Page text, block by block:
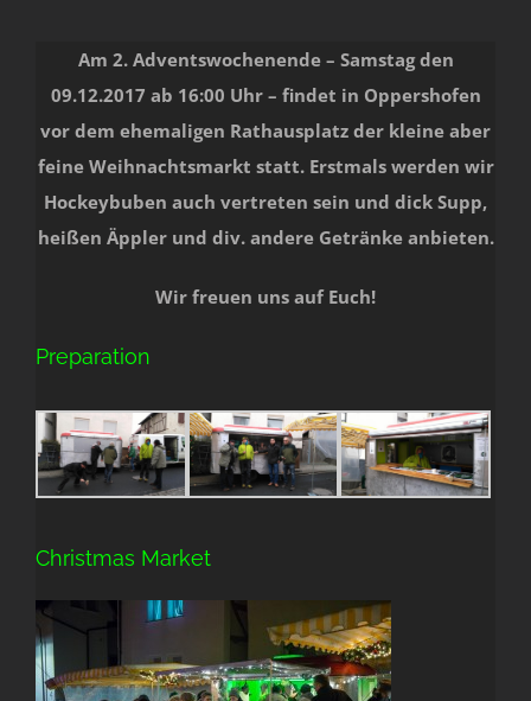
Am 2. Adventswochenende – Samstag den
09.12.2017 ab 16:00 Uhr – findet in Oppershofen
vor dem ehemaligen Rathausplatz der kleine aber
feine Weihnachtsmarkt statt. Erstmals werden wir
Hockeybuben auch vertreten sein und dick Supp,
heißen Äppler und div. andere Getränke anbieten.
Wir freuen uns auf Euch!
Preparation
Christmas Market